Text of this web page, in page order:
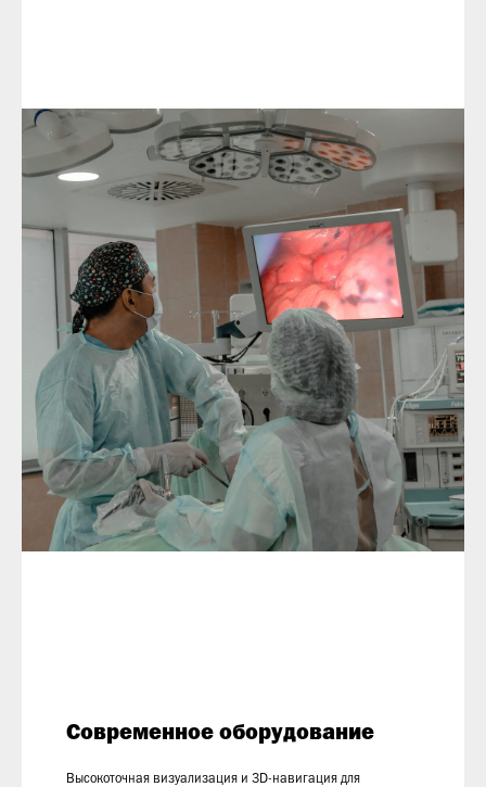
Современное оборудование
Высокоточная визуализация и 3D-навигация для